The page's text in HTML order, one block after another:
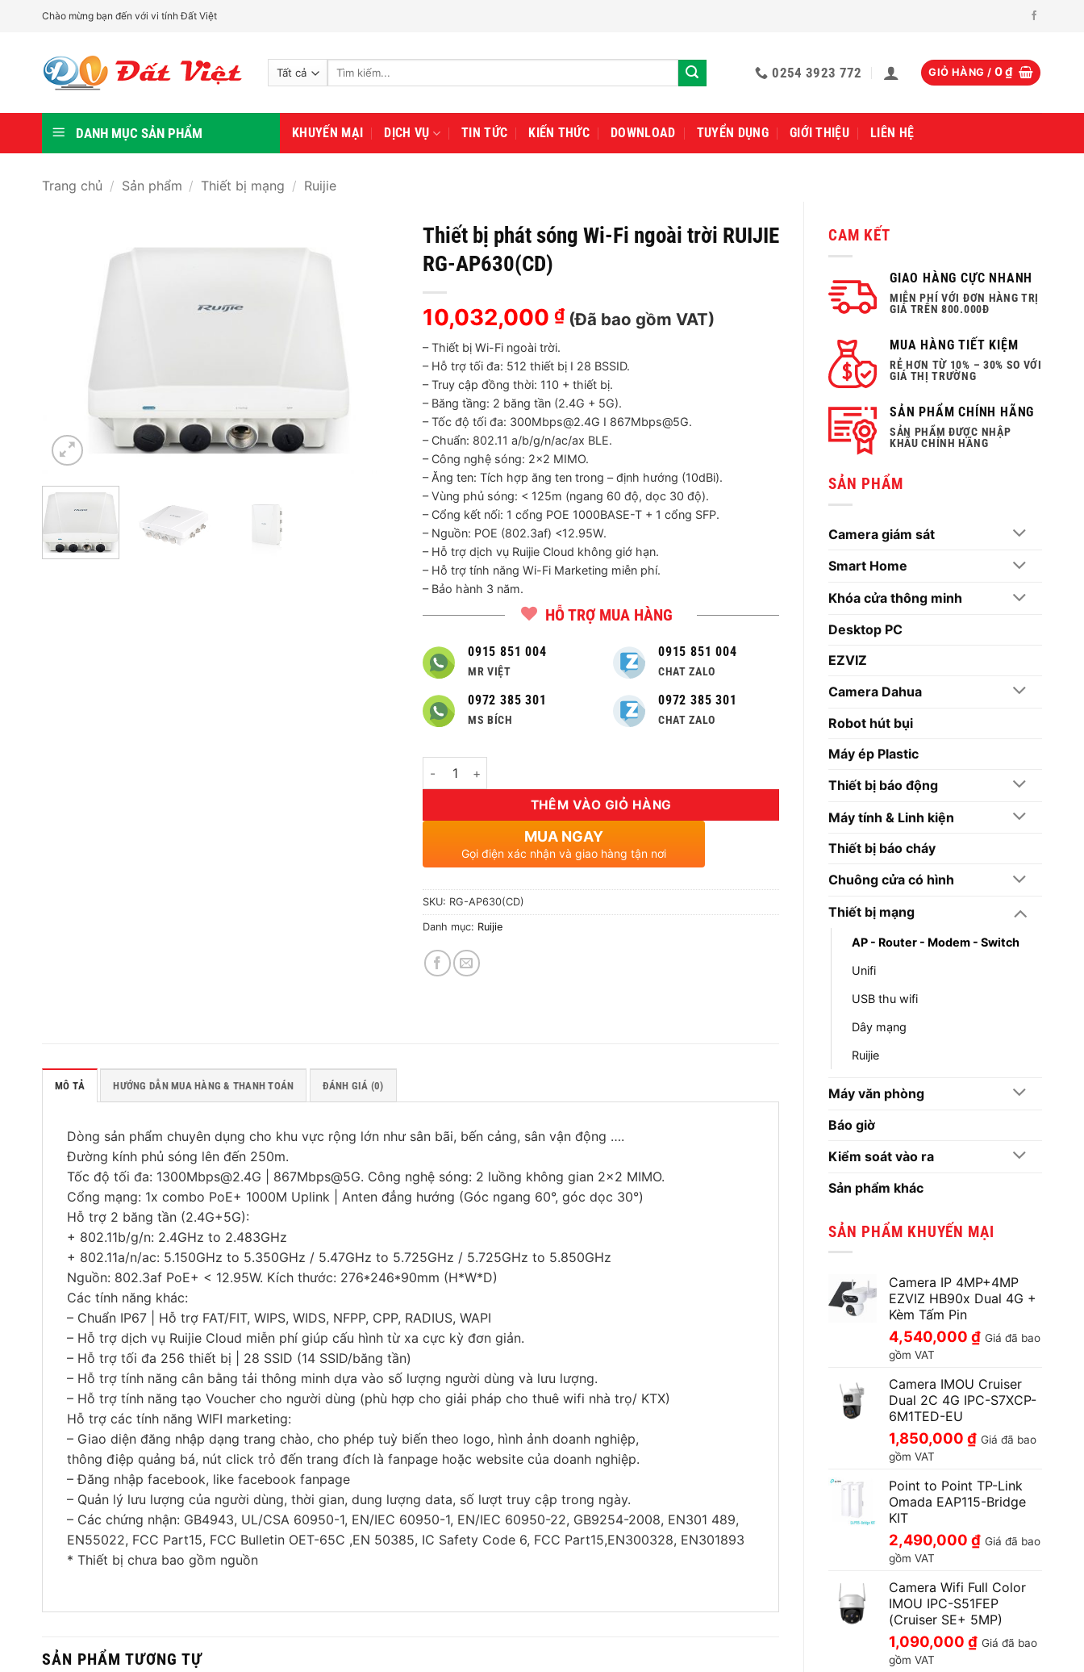
Chào mừng bạn đến với vi tính Đất Việt
Tìm
0254 3923 772 GIỎ HÀNG / 0₫
DANH MỤC SẢN PHẨM KHUYẾN MẠI DỊCH VỤ TIN TỨC KIẾN THỨC DOWNLOAD TUYỂN DỤNG GIỚI THIỆU LIÊN HỆ
Trang chủ / Sản phẩm / Thiết bị mạng / Ruijie
CAM KẾT
GIAO HÀNG CỰC NHANH
MIỄN PHÍ VỚI ĐƠN HÀNG TRỊ
GIÁ TRÊN 800.000Đ
MUA HÀNG TIẾT KIỆM
RẺ HƠN TỪ 10% – 30% SO VỚI
GIÁ THỊ TRƯỜNG
SẢN PHẨM CHÍNH HÃNG
SẢN PHẨM ĐƯỢC NHẬP
KHẨU CHÍNH HÃNG
SẢN PHẨM
Camera giám sát
Smart Home
Khóa cửa thông minh
Desktop PC
EZVIZ
Camera Dahua
Robot hút bụi
Máy ép Plastic
Thiết bị báo động
Máy tính & Linh kiện
Thiết bị báo cháy
Chuông cửa có hình
Thiết bị mạng
AP - Router - Modem - Switch
Unifi
USB thu wifi
Dây mạng
Ruijie
Máy văn phòng
Báo giờ
Kiểm soát vào ra
Sản phẩm khác
SẢN PHẨM KHUYẾN MẠI
Camera IP 4MP+4MP
EZVIZ HB90x Dual 4G +
Kèm Tấm Pin
4,540,000 ₫ Giá đã bao
gồm VAT
Camera IMOU Cruiser
Dual 2C 4G IPC-S7XCP-
6M1TED-EU
1,850,000 ₫ Giá đã bao
gồm VAT
Point to Point TP-Link
Omada EAP115-Bridge
KIT
2,490,000 ₫ Giá đã bao
gồm VAT
Camera Wifi Full Color
IMOU IPC-S51FEP
(Cruiser SE+ 5MP)
1,090,000 ₫ Giá đã bao
gồm VAT
Thiết bị phát sóng Wi-Fi ngoài trời RUIJIE
RG-AP630(CD)
10,032,000 ₫ (Đã bao gồm VAT)
– Thiết bị Wi-Fi ngoài trời.
– Hỗ trợ tối đa: 512 thiết bị I 28 BSSID.
– Truy cập đồng thời: 110 + thiết bị.
– Băng tầng: 2 băng tần (2.4G + 5G).
– Tốc độ tối đa: 300Mbps@2.4G I 867Mbps@5G.
– Chuẩn: 802.11 a/b/g/n/ac/ax BLE.
– Công nghệ sóng: 2×2 MIMO.
– Ăng ten: Tích hợp ăng ten trong – định hướng (10dBi).
– Vùng phủ sóng: < 125m (ngang 60 độ, dọc 30 độ).
– Cổng kết nối: 1 cổng POE 1000BASE-T + 1 cổng SFP.
– Nguồn: POE (802.3af) <12.95W.
– Hỗ trợ dịch vụ Ruijie Cloud không giớ hạn.
– Hỗ trợ tính năng Wi-Fi Marketing miễn phí.
– Bảo hành 3 năm.
HỖ TRỢ MUA HÀNG
0915 851 004
MR VIỆT
0972 385 301
MS BÍCH
0915 851 004
CHAT ZALO
0972 385 301
CHAT ZALO
Số lượng
THÊM VÀO GIỎ HÀNG
MUA NGAY
Gọi điện xác nhận và giao hàng tận nơi
SKU: RG-AP630(CD)
Danh mục: Ruijie
MÔ TẢ HƯỚNG DẪN MUA HÀNG & THANH TOÁN ĐÁNH GIÁ (0)
Dòng sản phẩm chuyên dụng cho khu vực rộng lớn như sân bãi, bến cảng, sân vận động ….
Đường kính phủ sóng lên đến 250m.
Tốc độ tối đa: 1300Mbps@2.4G | 867Mbps@5G. Công nghệ sóng: 2 luồng không gian 2×2 MIMO.
Cổng mạng: 1x combo PoE+ 1000M Uplink | Anten đẳng hướng (Góc ngang 60°, góc dọc 30°)
Hỗ trợ 2 băng tần (2.4G+5G):
+ 802.11b/g/n: 2.4GHz to 2.483GHz
+ 802.11a/n/ac: 5.150GHz to 5.350GHz / 5.47GHz to 5.725GHz / 5.725GHz to 5.850GHz
Nguồn: 802.3af PoE+ < 12.95W. Kích thước: 276*246*90mm (H*W*D)
Các tính năng khác:
– Chuẩn IP67 | Hỗ trợ FAT/FIT, WIPS, WIDS, NFPP, CPP, RADIUS, WAPI
– Hỗ trợ dịch vụ Ruijie Cloud miễn phí giúp cấu hình từ xa cực kỳ đơn giản.
– Hỗ trợ tối đa 256 thiết bị | 28 SSID (14 SSID/băng tần)
– Hỗ trợ tính năng cân bằng tải thông minh dựa vào số lượng người dùng và lưu lượng.
– Hỗ trợ tính năng tạo Voucher cho người dùng (phù hợp cho giải pháp cho thuê wifi nhà trọ/ KTX)
Hỗ trợ các tính năng WIFI marketing:
– Giao diện đăng nhập dạng trang chào, cho phép tuỳ biến theo logo, hình ảnh doanh nghiệp,
thông điệp quảng bá, nút click trỏ đến trang đích là fanpage hoặc website của doanh nghiệp.
– Đăng nhập facebook, like facebook fanpage
– Quản lý lưu lượng của người dùng, thời gian, dung lượng data, số lượt truy cập trong ngày.
– Các chứng nhận: GB4943, UL/CSA 60950-1, EN/IEC 60950-1, EN/IEC 60950-22, GB9254-2008, EN301 489,
EN55022, FCC Part15, FCC Bulletin OET-65C ,EN 50385, IC Safety Code 6, FCC Part15,EN300328, EN301893
* Thiết bị chưa bao gồm nguồn
SẢN PHẨM TƯƠNG TỰ